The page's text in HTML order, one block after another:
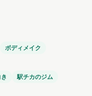
ボディメイク
駅チカのジム